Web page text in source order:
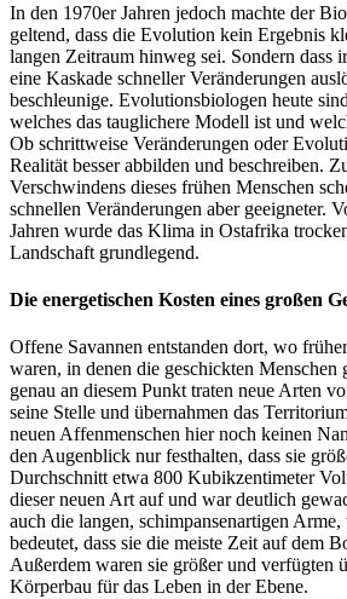
In den 1970er Jahren jedoch machte der
geltend, dass die Evolution kein Ergebnis
langen Zeitraum hinweg sei. Sondern dass
eine Kaskade schneller Veränderungen
beschleunige. Evolutionsbiologen heute
welches das tauglichere Modell ist und
Ob schrittweise Veränderungen oder
Realität besser abbilden und beschreiben.
Verschwindens dieses frühen Menschen
schnellen Veränderungen aber geeigneter.
Jahren wurde das Klima in Ostafrika
Landschaft grundlegend.
Die energetischen Kosten eines großen
Offene Savannen entstanden dort, wo
waren, in denen die geschickten Menschen
genau an diesem Punkt traten neue Arten
seine Stelle und übernahmen das
neuen Affenmenschen hier noch keinen
den Augenblick nur festhalten, dass sie
Durchschnitt etwa 800 Kubikzentimeter
dieser neuen Art auf und war deutlich
auch die langen, schimpansenartigen
bedeutet, dass sie die meiste Zeit auf dem
Außerdem waren sie größer und verfügten
Körperbau für das Leben in der Ebene.